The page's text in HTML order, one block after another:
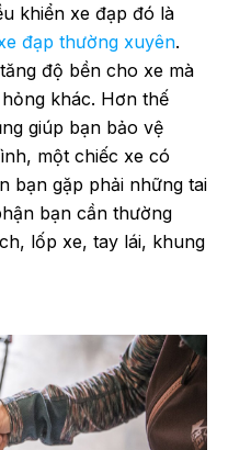
khiển xe đạp đó là
đạp thường xuyên.
độ bền cho xe mà
khác. Hơn thế
giúp bạn bảo vệ
một chiếc xe có
bạn gặp phải những tai
bạn cần thường
lốp xe, tay lái, khung